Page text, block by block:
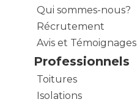
Qui sommes-nous?
Récrutement
Avis et Témoignages
Professionnels
Toitures
Isolations